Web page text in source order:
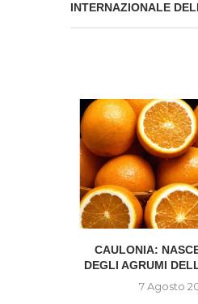
INTERNAZIONALE
CAULONIA:
DEGLI AGRUMI
7 Agosto